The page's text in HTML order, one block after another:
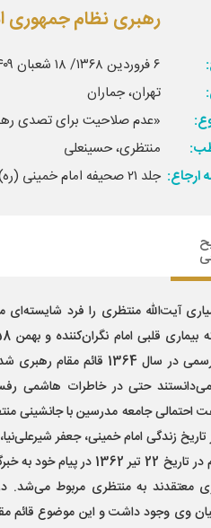
رهبری نظام جمهوری
۶ فروردین ۱۳۶۸/ ۱۸ شعبان ۱۴۰۹
تهران، جماران
«عدم صلاحیت برای تصدی
منتظری، حسینعلی
ارجاع: جلد ۲۱ صحیفه امام خمینی (ره)، از صفحه ۳۳۰ تا صفحه ۳۳۲
آیت‌الله منتظری را فرد
طور رسمی در سال 1364
می‌دانستند حتی در خاطرات هاشمی
احتمالی جامعه مدرسین با جانشینی
زندگی امام خمینی، جعفر شیرعلی‌نیا،
امام در تاریخ 22 تیر
معتقدند به منتظری مربوط می‌شد.